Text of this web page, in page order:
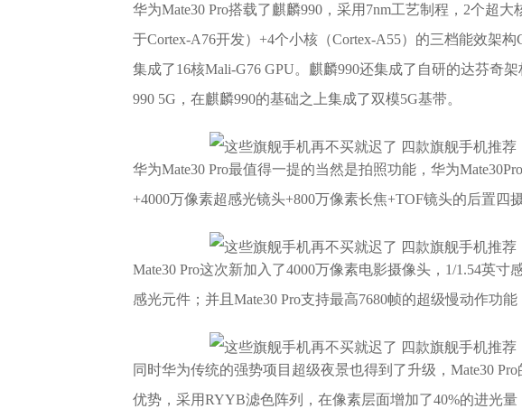
华为Mate30 Pro搭载了麒麟990，采用7nm工艺制程，2个超
于Cortex-A76开发）+4个小核（Cortex-A55）的三档能效架
集成了16核Mali-G76 GPU。麒麟990还集成了自研的达芬奇
990 5G，在麒麟990的基础之上集成了双模5G基带。
华为Mate30 Pro最值得一提的当然是拍照功能，华为
+4000万像素超感光镜头+800万像素长焦+TOF镜头的后置四摄
Mate30 Pro这次新加入了4000万像素电影摄像头，1/1.54英
感光元件；并且Mate30 Pro支持最高7680帧的超级慢动作功能
同时华为传统的强势项目超级夜景也得到了升级，Mate30
优势，采用RYYB滤色阵列，在像素层面增加了40%的进光量